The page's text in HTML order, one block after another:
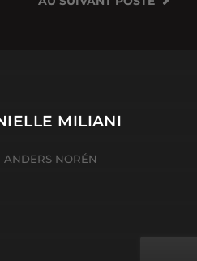
MILIANI
ANDERS NORÉN